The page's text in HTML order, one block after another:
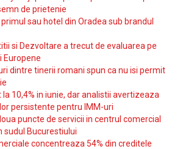
de prietenie
sau hotel din Oradea sub brandul
si Dezvoltare a trecut de evaluarea pe
Europene
dintre tinerii romani spun ca nu isi permit
la 10,4% in iunie, dar analistii avertizeaza
persistente pentru IMM-uri
puncte de servicii in centrul comercial
sudul Bucurestiului
concentreaza 54% din creditele